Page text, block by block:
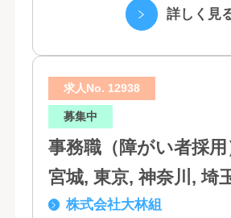
（5）営業代行業務 （6...
詳しく見
求人No. 12938
募集中
事務職（障がい者採用） 北海
宮城, 東京, 神奈川, 埼
知, 大阪, 京都, 兵庫, 広
株式会社大林組